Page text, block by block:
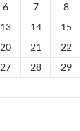
6 7 8
13 14 15
20 21 22
27 28 29